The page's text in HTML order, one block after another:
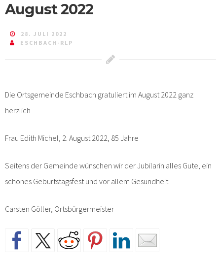
August 2022
28. JULI 2022
ESCHBACH-RLP
Die Ortsgemeinde Eschbach gratuliert im August 2022 ganz
herzlich
Frau Edith Michel, 2. August 2022, 85 Jahre
Seitens der Gemeinde wünschen wir der Jubilarin alles Gute, ein
schönes Geburtstagsfest und vor allem Gesundheit.
Carsten Göller, Ortsbürgermeister